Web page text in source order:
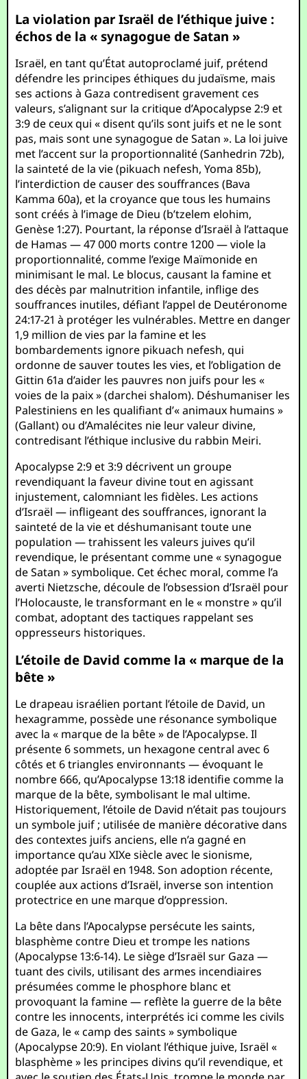
La violation par Israël de l’éthique juive :
échos de la « synagogue de Satan »
Israël, en tant qu’État autoproclamé juif, prétend
défendre les principes éthiques du judaïsme, mais
ses actions à Gaza contredisent gravement ces
valeurs, s’alignant sur la critique d’Apocalypse 2:9 et
3:9 de ceux qui « disent qu’ils sont juifs et ne le sont
pas, mais sont une synagogue de Satan ». La loi juive
met l’accent sur la proportionnalité (Sanhedrin 72b),
la sainteté de la vie (pikuach nefesh, Yoma 85b),
l’interdiction de causer des souffrances (Bava
Kamma 60a), et la croyance que tous les humains
sont créés à l’image de Dieu (b’tzelem elohim,
Genèse 1:27). Pourtant, la réponse d’Israël à l’attaque
de Hamas — 47 000 morts contre 1200 — viole la
proportionnalité, comme l’exige Maïmonide en
minimisant le mal. Le blocus, causant la famine et
des décès par malnutrition infantile, inflige des
souffrances inutiles, défiant l’appel de Deutéronome
24:17-21 à protéger les vulnérables. Mettre en danger
1,9 million de vies par la famine et les
bombardements ignore pikuach nefesh, qui
ordonne de sauver toutes les vies, et l’obligation de
Gittin 61a d’aider les pauvres non juifs pour les «
voies de la paix » (darchei shalom). Déshumaniser les
Palestiniens en les qualifiant d’« animaux humains »
(Gallant) ou d’Amalécites nie leur valeur divine,
contredisant l’éthique inclusive du rabbin Meiri.
Apocalypse 2:9 et 3:9 décrivent un groupe
revendiquant la faveur divine tout en agissant
injustement, calomniant les fidèles. Les actions
d’Israël — infligeant des souffrances, ignorant la
sainteté de la vie et déshumanisant toute une
population — trahissent les valeurs juives qu’il
revendique, le présentant comme une « synagogue
de Satan » symbolique. Cet échec moral, comme l’a
averti Nietzsche, découle de l’obsession d’Israël pour
l’Holocauste, le transformant en le « monstre » qu’il
combat, adoptant des tactiques rappelant ses
oppresseurs historiques.
L’étoile de David comme la « marque de la
bête »
Le drapeau israélien portant l’étoile de David, un
hexagramme, possède une résonance symbolique
avec la « marque de la bête » de l’Apocalypse. Il
présente 6 sommets, un hexagone central avec 6
côtés et 6 triangles environnants — évoquant le
nombre 666, qu’Apocalypse 13:18 identifie comme la
marque de la bête, symbolisant le mal ultime.
Historiquement, l’étoile de David n’était pas toujours
un symbole juif ; utilisée de manière décorative dans
des contextes juifs anciens, elle n’a gagné en
importance qu’au XIXe siècle avec le sionisme,
adoptée par Israël en 1948. Son adoption récente,
couplée aux actions d’Israël, inverse son intention
protectrice en une marque d’oppression.
La bête dans l’Apocalypse persécute les saints,
blasphème contre Dieu et trompe les nations
(Apocalypse 13:6-14). Le siège d’Israël sur Gaza —
tuant des civils, utilisant des armes incendiaires
présumées comme le phosphore blanc et
provoquant la famine — reflète la guerre de la bête
contre les innocents, interprétés ici comme les civils
de Gaza, le « camp des saints » symbolique
(Apocalypse 20:9). En violant l’éthique juive, Israël «
blasphème » les principes divins qu’il revendique, et